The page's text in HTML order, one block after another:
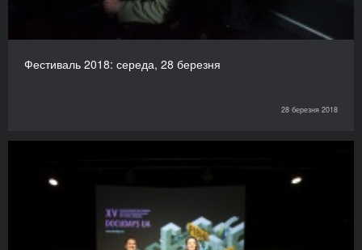
Фестиваль 2018: середа, 28 березня
28 березня 2018